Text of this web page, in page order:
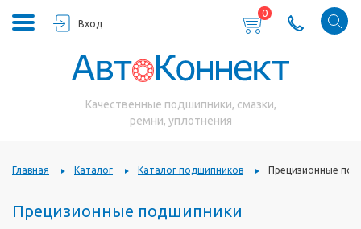
Вход
0
Качественные подшипники, смазки,
ремни, уплотнения
Главная Каталог Каталог подшипников Прецизионные
Прецизионные подшипники